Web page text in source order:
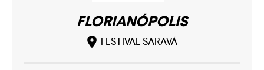
FLORIANÓPOLIS
FESTIVAL SARAVÁ